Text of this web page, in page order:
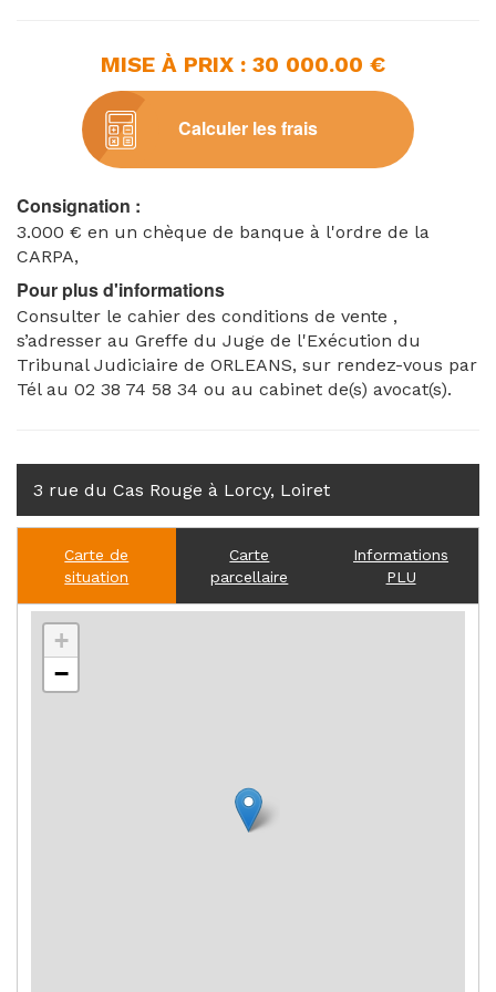
44,80 m²).
L'ensemble est occupé par l'actuel propriétaire et sa
famille.
Cadastre : section ZA n°78
MISE À PRIX : 30 000.00 €
Calculer les frais
Consignation :
3.000 € en un chèque de banque à l'ordre de la
CARPA,
Pour plus d'informations
Consulter le cahier des conditions de vente ,
s’adresser au Greffe du Juge de l'Exécution du
Tribunal Judiciaire de ORLEANS, sur rendez-vous par
Tél au 02 38 74 58 34 ou au cabinet de(s) avocat(s).
3 rue du Cas Rouge à Lorcy, Loiret
Carte de
situation
Carte
parcellaire
Informations
PLU
+
−